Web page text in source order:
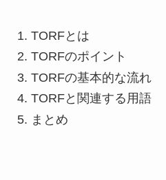
TORFとは
TORFのポイント
TORFの基本的な流れ
TORFと関連する用語
まとめ